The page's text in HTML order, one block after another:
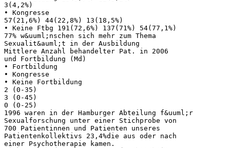
3(4,2%)
• Kongresse
57(21,6%) 44(22,8%) 13(18,5%)
• Keine Ftbg 191(72,6%) 137(71%) 54(77,1%)
77% w&uuml;nschen sich mehr zum Thema
Sexualit&auml;t in der Ausbildung
Mittlere Anzahl behandelter Pat. in 2006
und Fortbildung (Md)
• Fortbildung
• Kongresse
• Keine Fortbildung
2 (0-35)
3 (0-45)
0 (0-25)
1996 waren in der Hamburger Abteilung f&uuml;r
Sexualforschung unter einer Stichprobe von
700 Patientinnen und Patienten unseres
Patientenkollektivs 23,4%die aus oder nach
einer Psychotherapie kamen.